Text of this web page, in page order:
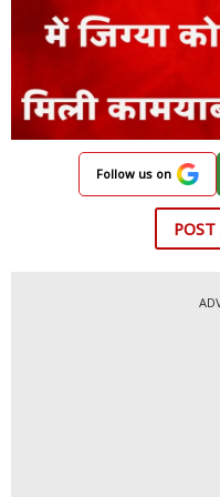
Follow us on